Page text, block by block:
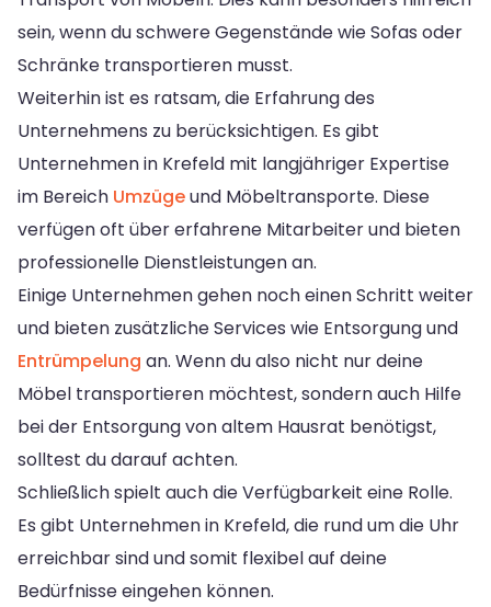
sein, wenn du schwere Gegenstände wie Sofas oder
Schränke transportieren musst.
Weiterhin ist es ratsam, die Erfahrung des
Unternehmens zu berücksichtigen. Es gibt
Unternehmen in Krefeld mit langjähriger Expertise
im Bereich Umzügeund Möbeltransporte. Diese
verfügen oft über erfahrene Mitarbeiter und bieten
professionelle Dienstleistungen an.
Einige Unternehmen gehen noch einen Schritt weiter
und bieten zusätzliche Services wie Entsorgung und
Entrümpelung an. Wenn du also nicht nur deine
Möbel transportieren möchtest, sondern auch Hilfe
bei der Entsorgung von altem Hausrat benötigst,
solltest du darauf achten.
Schließlich spielt auch die Verfügbarkeit eine Rolle.
Es gibt Unternehmen in Krefeld, die rund um die Uhr
erreichbar sind und somit flexibel auf deine
Bedürfnisse eingehen können.